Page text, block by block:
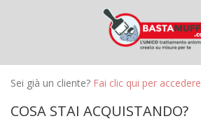
Sei già un cliente? Fai clic qui per accedere
COSA STAI ACQUISTANDO?